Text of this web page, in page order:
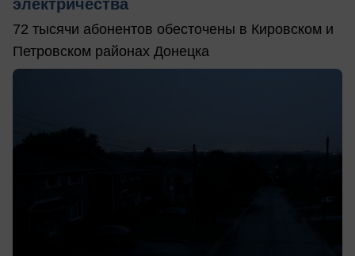
электричества
72 тысячи абонентов обесточены в Кировском и
Петровском районах Донецка